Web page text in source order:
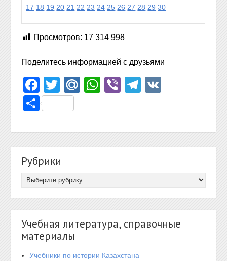
17 18 19 20 21 22 23 24 25 26 27 28 29 30
Просмотров: 17 314 998
Поделитесь информацией с друзьями
Facebook
TwitterMail.Ru
WhatsApp
ViberTelegram
Отправить
Рубрики
Учебная литература, справочные
материалы
Учебники по истории Казахстана